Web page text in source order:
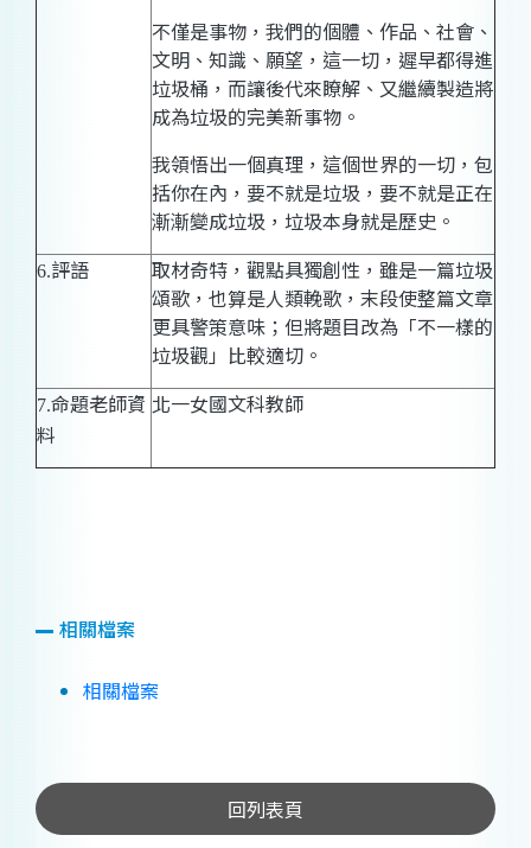
不僅是事物，我們的個體、作品、社會、
文明、知識、願望，這一切，遲早都得進
垃圾桶，而讓後代來瞭解、又繼續製造將
成為垃圾的完美新事物。
我領悟出一個真理，這個世界的一切，包
括你在內，要不就是垃圾，要不就是正在
漸漸變成垃圾，垃圾本身就是歷史。
6.評語
取材奇特，觀點具獨創性，雖是一篇垃圾
頌歌，也算是人類輓歌，末段使整篇文章
更具警策意味；但將題目改為「不一樣的
垃圾觀」比較適切。
7.命題老師資
料
北一女國文科教師
相關檔案
相關檔案
回列表頁